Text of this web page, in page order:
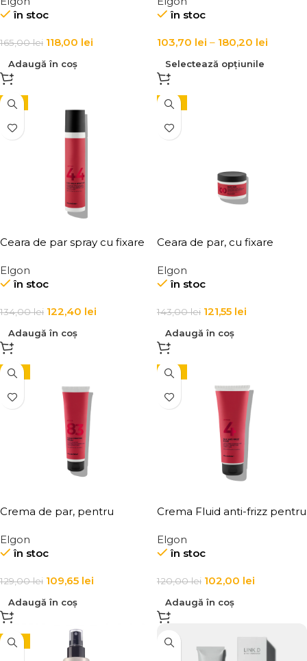
în stoc
165,00lei 118,00 lei
Adaugă în coș
în stoc
103,70 lei – 180,20 lei
Selectează opțiunile
-9%
Ceara de par spray cu fixare
Hold Spray Wax
Elgon
în stoc
134,00lei 122,40 lei
Adaugă în coș
-15%
Ceara de par, cu fixare
Rasta Gum 100 ml
Elgon
în stoc
143,00lei 121,55 lei
Adaugă în coș
-15%
Crema de par, pentru
Affixx 83 Curl Creator Cream
Elgon
în stoc
129,00lei 109,65 lei
Adaugă în coș
-15%
Crema Fluid anti-frizz pentru
Frizz Fluid
Elgon
în stoc
120,00lei 102,00 lei
Adaugă în coș
-15%